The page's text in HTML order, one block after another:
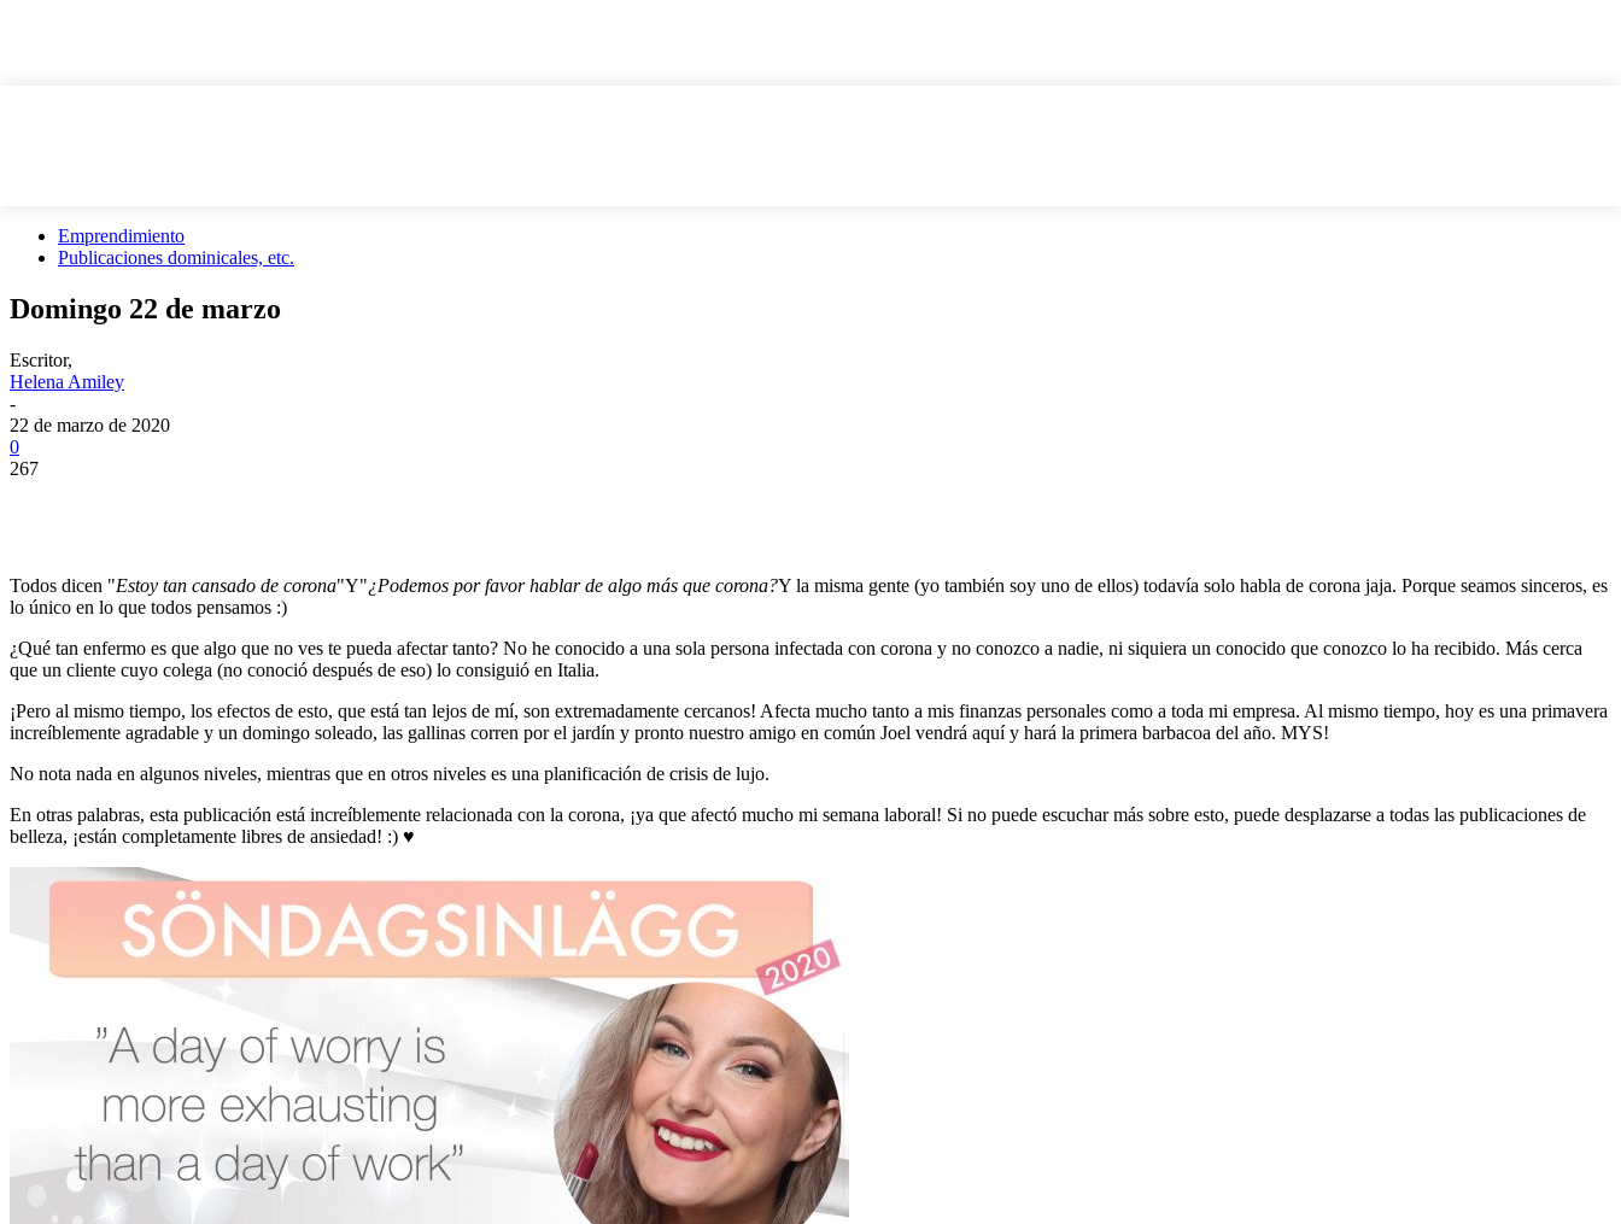
Emprendimiento
Publicaciones dominicales, etc.
Domingo 22 de marzo
Escritor,
Helena Amiley
-
22 de marzo de 2020
0
267
Todos dicen "Estoy tan cansado de corona"Y"¿Podemos por favor hablar de algo más que corona?Y la misma gente (yo también soy uno de ellos) todavía solo habla de corona jaja. Porque seamos sinceros, es
lo único en lo que todos pensamos :)
¿Qué tan enfermo es que algo que no ves te pueda afectar tanto? No he conocido a una sola persona infectada con corona y no conozco a nadie, ni siquiera un conocido que conozco lo ha recibido. Más cerca
que un cliente cuyo colega (no conoció después de eso) lo consiguió en Italia.
¡Pero al mismo tiempo, los efectos de esto, que está tan lejos de mí, son extremadamente cercanos! Afecta mucho tanto a mis finanzas personales como a toda mi empresa. Al mismo tiempo, hoy es una primavera
increíblemente agradable y un domingo soleado, las gallinas corren por el jardín y pronto nuestro amigo en común Joel vendrá aquí y hará la primera barbacoa del año. MYS!
No nota nada en algunos niveles, mientras que en otros niveles es una planificación de crisis de lujo.
En otras palabras, esta publicación está increíblemente relacionada con la corona, ¡ya que afectó mucho mi semana laboral! Si no puede escuchar más sobre esto, puede desplazarse a todas las publicaciones de
belleza, ¡están completamente libres de ansiedad! :) ♥